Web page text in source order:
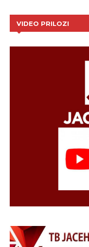
VIDEO PRILOZI